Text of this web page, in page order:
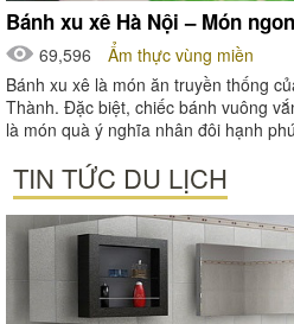
Bánh xu xê Hà Nội – Món
69,596
Ẩm thực vùng miền
Bánh xu xê là món ăn truyền thống
Thành. Đặc biệt, chiếc bánh vuông
là món quà ý nghĩa nhân đôi hạnh
TIN TỨC DU LỊCH